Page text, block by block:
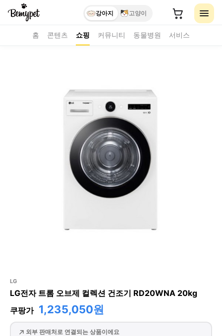
강아지 고양이
홈 콘텐츠 쇼핑 커뮤니티 동물병원 서비스
LG
LG전자 트롬 오브제 컬렉션 건조기 RD20WNA 20kg
쿠팡가 1,235,050원
외부 판매처로 연결되는 상품이에요